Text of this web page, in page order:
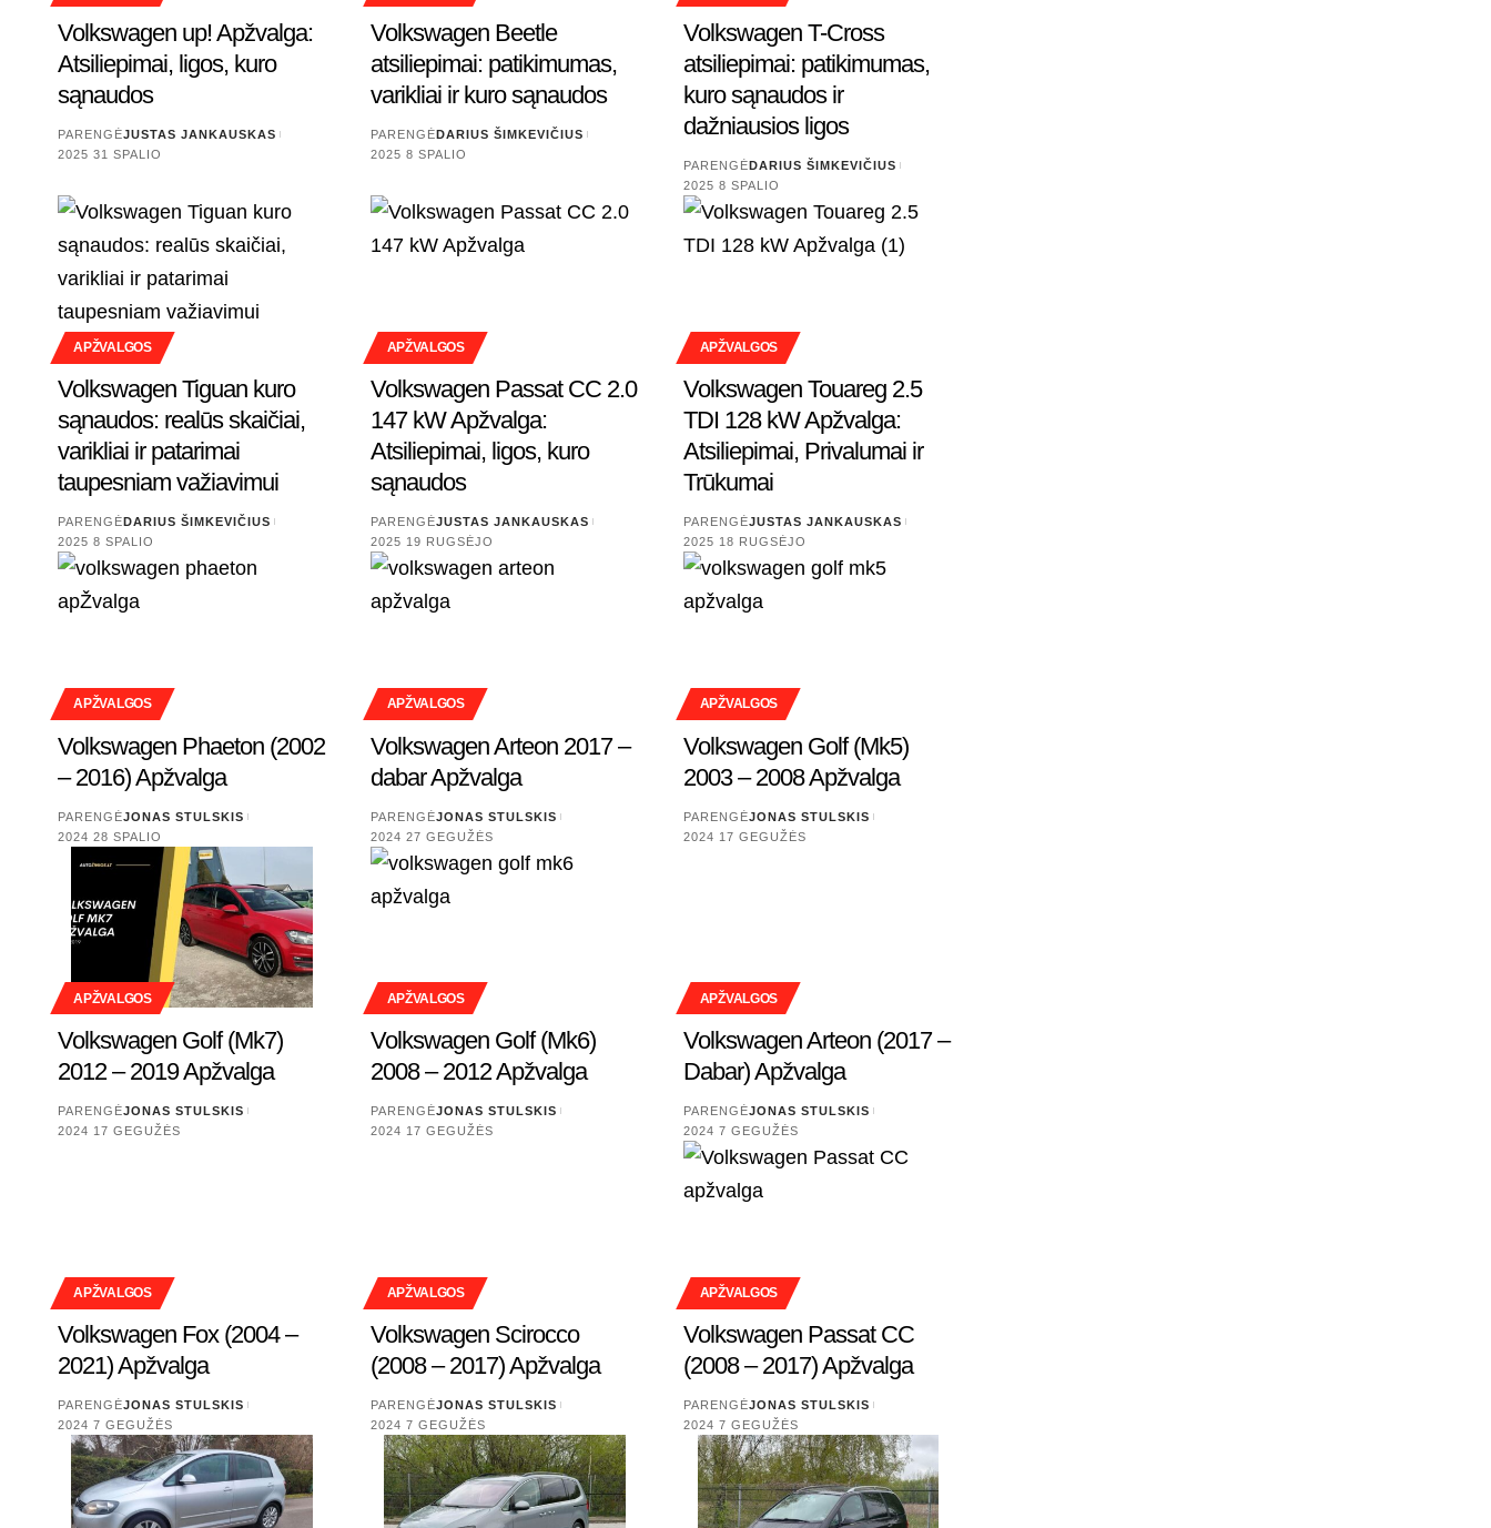
Volkswagen up! Apžvalga:
Atsiliepimai, ligos, kuro
sąnaudos
PARENGĖJUSTAS JANKAUSKAS
2025 31 SPALIO
Volkswagen Beetle
atsiliepimai: patikimumas,
varikliai ir kuro sąnaudos
PARENGĖDARIUS ŠIMKEVIČIUS
2025 8 SPALIO
Volkswagen T-Cross
atsiliepimai: patikimumas,
kuro sąnaudos ir
dažniausios ligos
PARENGĖDARIUS ŠIMKEVIČIUS
2025 8 SPALIO
APŽVALGOS
Volkswagen Tiguan kuro
sąnaudos: realūs skaičiai,
varikliai ir patarimai
taupesniam važiavimui
PARENGĖ DARIUS ŠIMKEVIČIUS
2025 8 SPALIO
APŽVALGOS
Volkswagen Passat CC 2.0
147 kW Apžvalga:
Atsiliepimai, ligos, kuro
sąnaudos
PARENGĖJUSTAS JANKAUSKAS
2025 19 RUGSĖJO
APŽVALGOS
Volkswagen Touareg 2.5
TDI 128 kW Apžvalga:
Atsiliepimai, Privalumai ir
Trūkumai
PARENGĖJUSTAS JANKAUSKAS
2025 18 RUGSĖJO
APŽVALGOS
Volkswagen Phaeton (2002
– 2016) Apžvalga
PARENGĖJONAS STULSKIS
2024 28 SPALIO
APŽVALGOS
Volkswagen Arteon 2017 –
dabar Apžvalga
PARENGĖJONAS STULSKIS
2024 27 GEGUŽĖS
APŽVALGOS
Volkswagen Golf (Mk5)
2003 – 2008 Apžvalga
PARENGĖJONAS STULSKIS
2024 17 GEGUŽĖS
APŽVALGOS
Volkswagen Golf (Mk7)
2012 – 2019 Apžvalga
PARENGĖJONAS STULSKIS
2024 17 GEGUŽĖS
APŽVALGOS
Volkswagen Golf (Mk6)
2008 – 2012 Apžvalga
PARENGĖJONAS STULSKIS
2024 17 GEGUŽĖS
APŽVALGOS
Volkswagen Arteon (2017 –
Dabar) Apžvalga
PARENGĖJONAS STULSKIS
2024 7 GEGUŽĖS
APŽVALGOS
Volkswagen Fox (2004 –
2021) Apžvalga
PARENGĖJONAS STULSKIS
2024 7 GEGUŽĖS
APŽVALGOS
Volkswagen Scirocco
(2008 – 2017) Apžvalga
PARENGĖJONAS STULSKIS
2024 7 GEGUŽĖS
APŽVALGOS
Volkswagen Passat CC
(2008 – 2017) Apžvalga
PARENGĖJONAS STULSKIS
2024 7 GEGUŽĖS